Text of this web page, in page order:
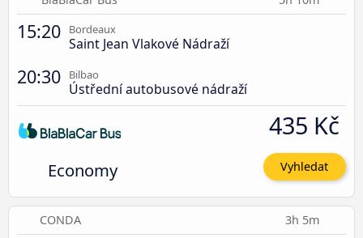
15:20 Bordeaux
Saint Jean Vlakové Nádraží
20:30 Bilbao
Ústřední autobusové nádraží
Economy
435 Kč
Vyhledat
CONDA 3h 5m